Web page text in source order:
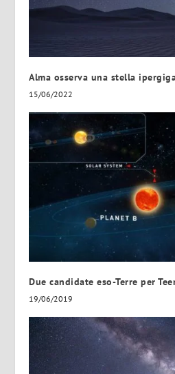
Alma osserva una stella
15/06/2022
Due candidate eso-Terre per
19/06/2019